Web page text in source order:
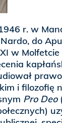
r. w
do
w
i filozofię
Pro Deo